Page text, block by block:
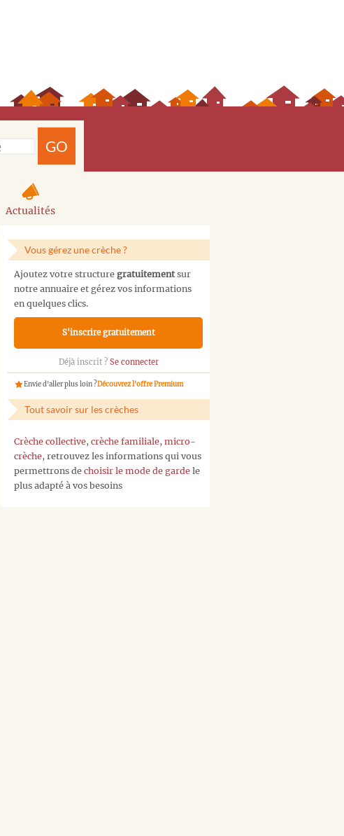
GO
Actualités
Vous gérez une crèche ?
Ajoutez votre structure gratuitementsur
notre annuaire et gérez vos informations
en quelques clics.
S'inscrire gratuitement
Déjà inscrit ? Se connecter
Envie d'aller plus loin ?Découvrez l'offre Premium
Tout savoir sur les crèches
Crèche collective, crèche familiale, micro-
crèche, retrouvez les informations qui vous
permettrons de choisir le mode de garde le
plus adapté à vos besoins